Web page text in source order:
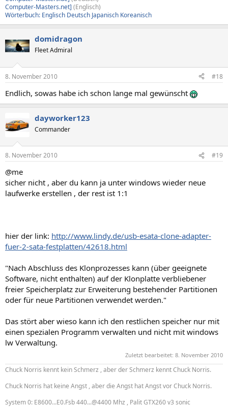
Computer-Masters.net] (Englisch)
Wörterbuch: Englisch Deutsch Japanisch Koreanisch
domidragon
Fleet Admiral
8. November 2010 #18
Endlich, sowas habe ich schon lange mal gewünscht
dayworker123
Commander
8. November 2010 #19
@me
sicher nicht , aber du kann ja unter windows wieder neue
laufwerke erstellen , der rest ist 1:1
hier der link: http://www.lindy.de/usb-esata-clone-adapter-
fuer-2-sata-festplatten/42618.html
"Nach Abschluss des Klonprozesses kann (über geeignete
Software, nicht enthalten) auf der Klonplatte verbliebener
freier Speicherplatz zur Erweiterung bestehender Partitionen
oder für neue Partitionen verwendet werden."
Das stört aber wieso kann ich den restlichen speicher nur mit
einen spezialen Programm verwalten und nicht mit windows
lw Verwaltung.
Zuletzt bearbeitet: 8. November 2010
Chuck Norris kennt kein Schmerz , aber der Schmerz kennt Chuck Norris.
Chuck Norris hat keine Angst , aber die Angst hat Angst vor Chuck Norris.
System 0: E8600...E0.Fsb 440...@4400 Mhz , Palit GTX260 v3 sonic